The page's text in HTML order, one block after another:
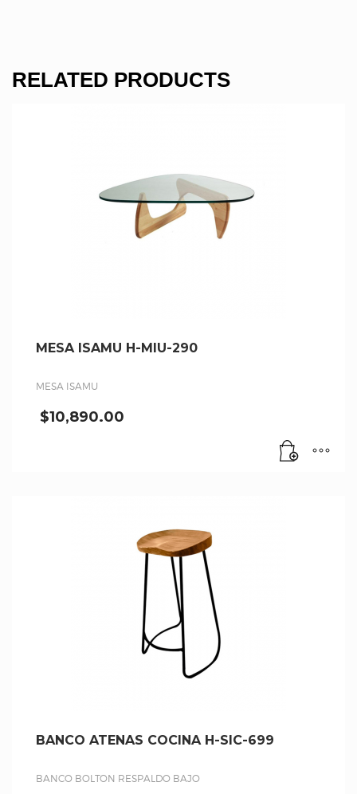
RELATED PRODUCTS
MESA ISAMU H-MIU-290
MESA ISAMU
$10,890.00
BANCO ATENAS COCINA H-SIC-699
BANCO BOLTON RESPALDO BAJO